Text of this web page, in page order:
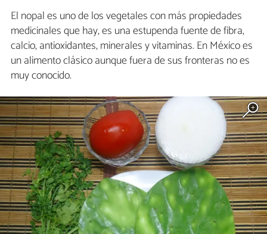
El nopal es uno de los vegetales con más propiedades
medicinales que hay, es una estupenda fuente de fibra,
calcio, antioxidantes, minerales y vitaminas. En México es
un alimento clásico aunque fuera de sus fronteras no es
muy conocido.